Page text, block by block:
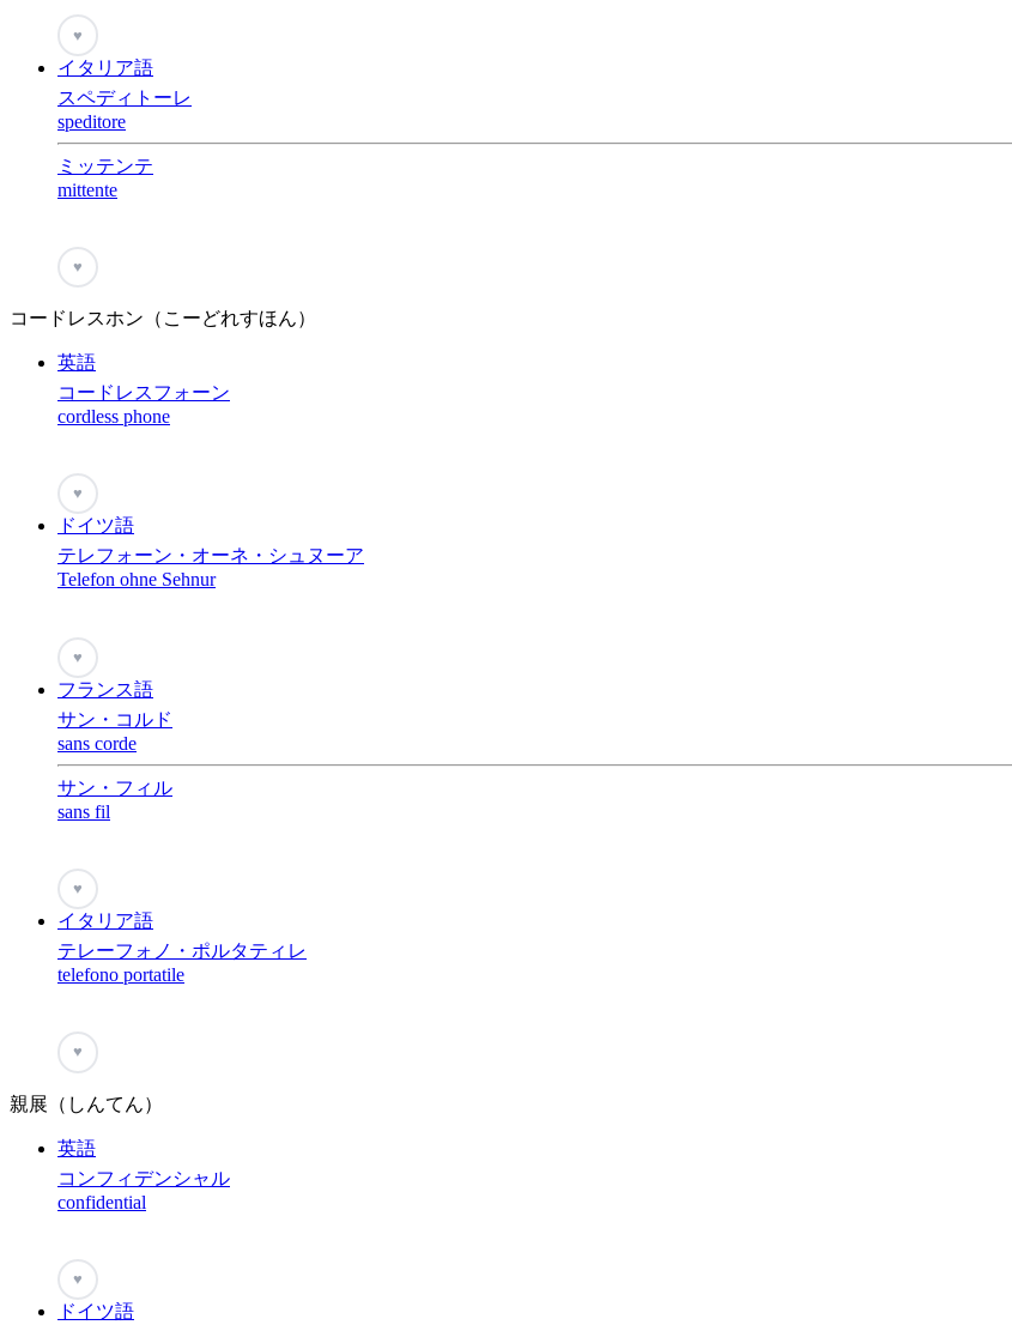
♥
イタリア語
スペディトーレ
speditore
ミッテンテ
mittente
♥
コードレスホン（こーどれすほん）
英語
コードレスフォーン
cordless phone
♥
ドイツ語
テレフォーン・オーネ・シュヌーア
Telefon ohne Sehnur
♥
フランス語
サン・コルド
sans corde
サン・フィル
sans fil
♥
イタリア語
テレーフォノ・ポルタティレ
telefono portatile
♥
親展（しんてん）
英語
コンフィデンシャル
confidential
♥
ドイツ語